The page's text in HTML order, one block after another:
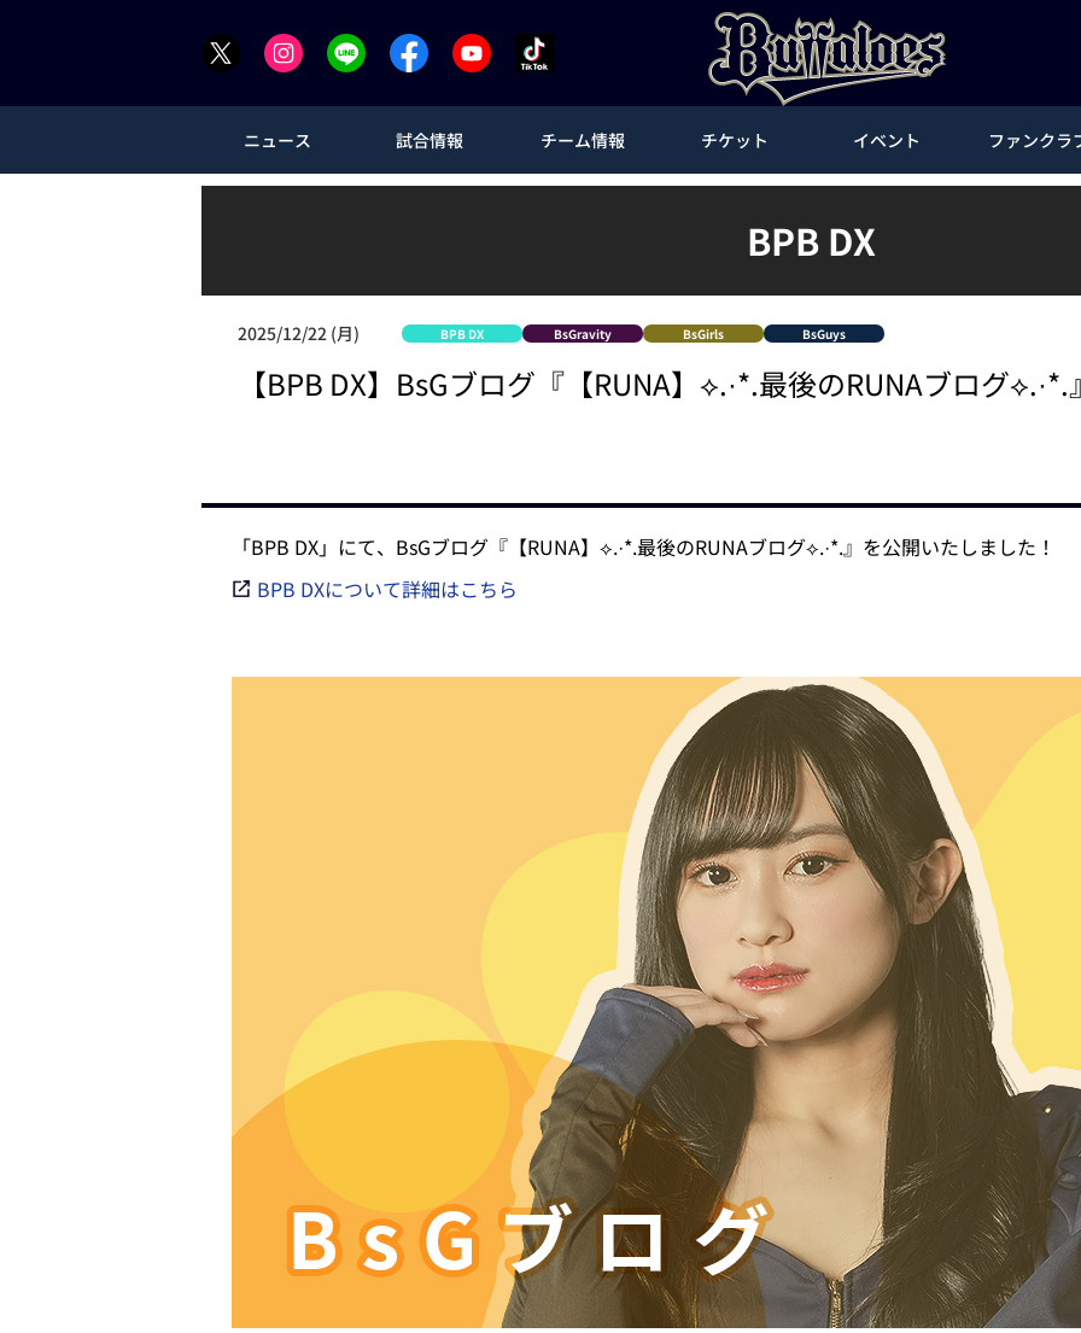
ニュース 試合情報 チーム情報 チケット イベント ファンクラ
BPB DX
2025/12/22 (月) BPB DX BsGravity BsGirls BsGuys
【BPB DX】BsGブログ『【RUNA】⟡.·*.最後のRUNAブログ
「BPB DX」にて、BsGブログ『【RUNA】⟡.·*.最後のRUNAブログ⟡.·*.』を公開いたしました！
BPB DXについて詳細はこちら